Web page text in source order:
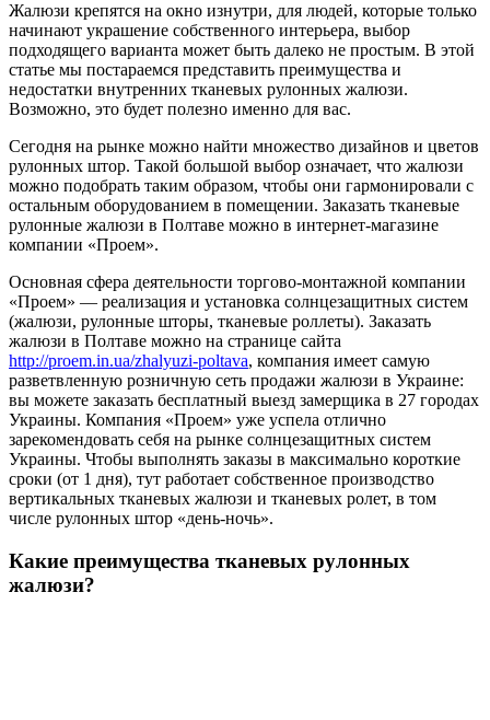
Жалюзи крепятся на окно изнутри, для людей, которые только
начинают украшение собственного интерьера, выбор
подходящего варианта может быть далеко не простым. В этой
статье мы постараемся представить преимущества и
недостатки внутренних тканевых рулонных жалюзи.
Возможно, это будет полезно именно для вас.
Сегодня на рынке можно найти множество дизайнов и цветов
рулонных штор. Такой большой выбор означает, что жалюзи
можно подобрать таким образом, чтобы они гармонировали с
остальным оборудованием в помещении. Заказать тканевые
рулонные жалюзи в Полтаве можно в интернет-магазине
компании «Проем».
Основная сфера деятельности торгово-монтажной компании
«Проем» — реализация и установка солнцезащитных систем
(жалюзи, рулонные шторы, тканевые роллеты). Заказать
жалюзи в Полтаве можно на странице сайта
http://proem.in.ua/zhalyuzi-poltava, компания имеет самую
разветвленную розничную сеть продажи жалюзи в Украине:
вы можете заказать бесплатный выезд замерщика в 27 городах
Украины. Компания «Проем» уже успела отлично
зарекомендовать себя на рынке солнцезащитных систем
Украины. Чтобы выполнять заказы в максимально короткие
сроки (от 1 дня), тут работает собственное производство
вертикальных тканевых жалюзи и тканевых ролет, в том
числе рулонных штор «день-ночь».
Какие преимущества тканевых рулонных
жалюзи?